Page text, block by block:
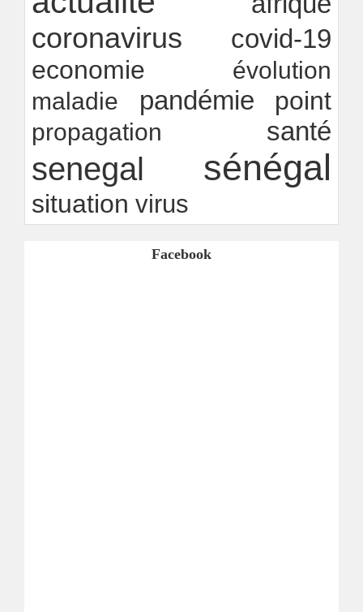
24/07/2026 -Ndakhté M. GAYE
coronavirus covid-19
economie
évolution
maladie
pandémie point
propagation santé
senegal sénégal
situation virus
Facebook